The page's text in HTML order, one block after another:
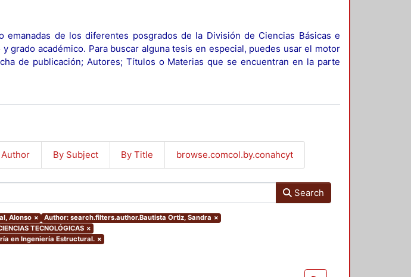
de los diferentes posgrados de la División de Ciencias Básicas e
grado académico. Para buscar alguna tesis en especial, puedes usar el motor
de publicación; Autores; Títulos o Materias que se encuentran en la parte
Author By Subject By Title browse.comcol.by.conahcyt
Search
Alonso × Author: search.filters.author.Bautista Ortiz, Sandra ×
TECNOLÓGICAS ×
en Ingeniería Estructural. ×